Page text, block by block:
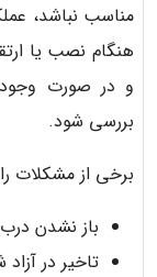
مناسب نباشد،
هنگام نصب یا
و در صورت
بررسی شود.
برخی از مشکلات
باز نشدن
تاخیر در